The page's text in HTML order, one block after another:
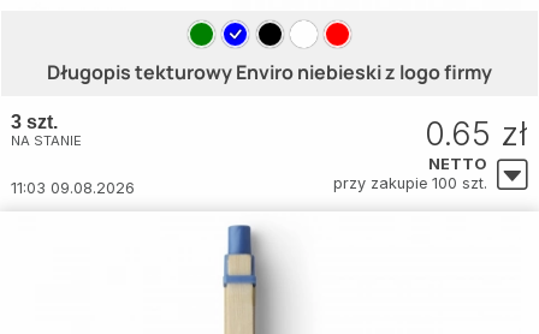
Długopis tekturowy Enviro niebieski z logo firmy
3 szt.
NA STANIE
11:03 09.08.2026
0.65 zł
NETTO
przy zakupie 100 szt.